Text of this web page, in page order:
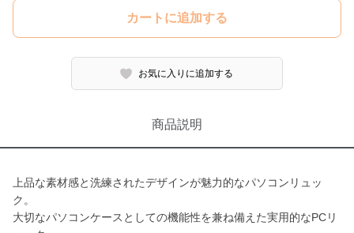
カートに追加する
お気に入りに追加する
商品説明
上品な素材感と洗練されたデザインが魅力的なパソコンリュッ
ク。
大切なパソコンケースとしての機能性を兼ね備えた実用的なPCリ